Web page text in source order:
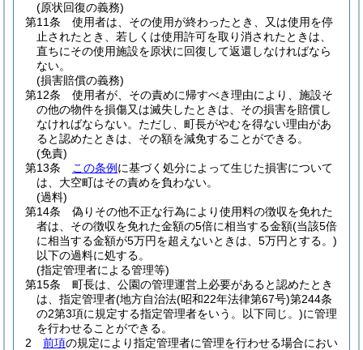
(原状回復の義務)
第11条
使用者は、その使用が終わったとき、又は使用を停
止されたとき、若しくは使用許可を取り消されたときは、
直ちにその使用施設を原状に回復して返還しなければなら
ない。
(損害賠償の義務)
第12条
使用者が、その責めに帰すべき理由により、施設そ
の他の物件を損傷又は滅失したときは、その損害を賠償し
なければならない。 ただし、町長がやむを得ない理由があ
ると認めたときは、その額を減免することができる。
(免責)
第13条
この条例 に基づく処分によって生じた損害について
は、大空町はその責めを負わない。
(過料)
第14条
偽りその他不正な行為により使用料の徴収を免れた
者は、その徴収を免れた金額の5倍に相当する金額(当該5倍
に相当する金額が5万円を超えないときは、5万円とする。)
以下の過料に処する。
(指定管理者による管理等)
第15条
町長は、公園の管理運営上必要があると認めたとき
は、指定管理者(地方自治法(昭和22年法律第67号)第244条
の2第3項に規定する指定管理者をいう。以下同じ。)に管理
を行わせることができる。
2
前項の規定により指定管理者に管理を行わせる場合におい